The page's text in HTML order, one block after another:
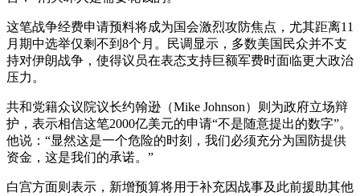
这笔战争经费申请预料将成为国会激烈攻防焦点，尤其距离11
月期中选举仅剩不到8个月。民调显示，多数美国民众并不支
持对伊朗战争，使得议员在表态支持巨额军费时面临更大政治
压力。
共和党籍众议院议长约翰逊（Mike Johnson）则为政府立场辩
护，表示相信这笔2000亿美元的申请“不是随意提出的数字”。
他说：“显然这是一个危险的时刻，我们必须充分为国防提供
资金，这是我们的承诺。”
白宫方面则表示，新增预算将用于补充因战事及此前援助其他